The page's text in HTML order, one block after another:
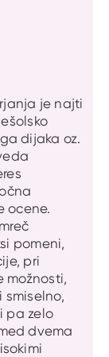
je najti
dijaka oz.
ocene.
pomeni,
pri
možnosti,
smiselno,
pa zelo
dvema